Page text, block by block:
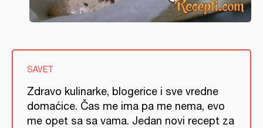
SAVET
Zdravo kulinarke, blogerice i sve vredne
domaćice. Čas me ima pa me nema, evo
me opet sa sa vama. Jedan novi recept za